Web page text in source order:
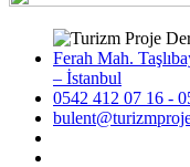
Ferah Mah.
– İstanbul
0542 412 07 16 -